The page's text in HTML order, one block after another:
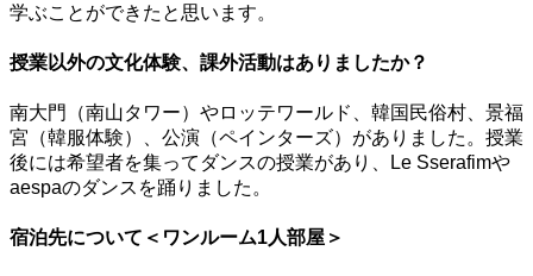
学ぶことができたと思います。
授業以外の文化体験、課外活動はありましたか？
南大門（南山タワー）やロッテワールド、韓国民俗村、景福
宮（韓服体験）、公演（ペインターズ）がありました。授業
後には希望者を集ってダンスの授業があり、Le Sserafimや
aespaのダンスを踊りました。
宿泊先について＜ワンルーム1人部屋＞